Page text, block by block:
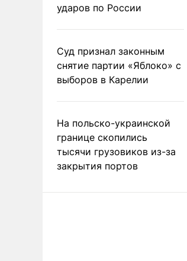
ударов по России
Суд признал законным
снятие партии «Яблоко» с
выборов в Карелии
На польско-украинской
границе скопились
тысячи грузовиков из-за
закрытия портов